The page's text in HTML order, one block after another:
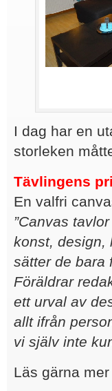
I dag har en
storleken
Tävlingens
En valfri
”Canvas
konst, design,
sätter de bara
Föräldrar
ett urval av
allt ifrån
vi själv inte
Läs gärna mer